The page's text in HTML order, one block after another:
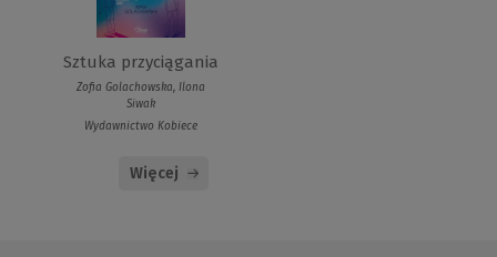
Sztuka przyciągania
Zofia Golachowska, Ilona
Siwak
Wydawnictwo Kobiece
Więcej